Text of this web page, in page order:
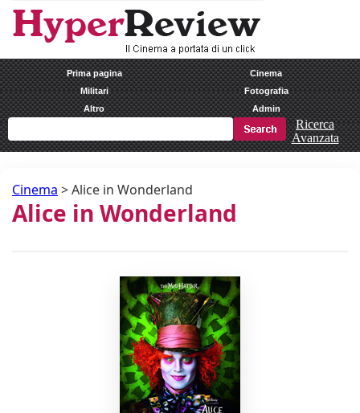
Prima pagina
Cinema
Militari
Fotografia
Altro
Admin
Ricerca
Avanzata
Cinema >Alice in Wonderland
Alice in Wonderland